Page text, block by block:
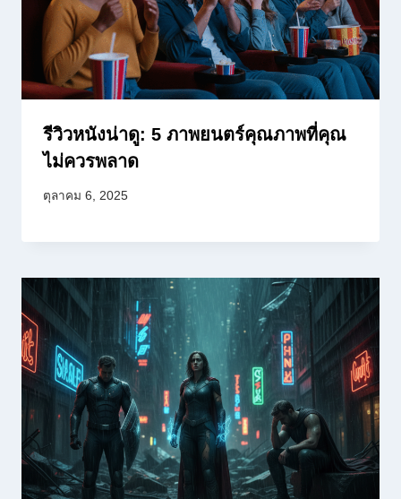
รีวิวหนังน่าดู: 5 ภาพยนตร์คุณภาพที่คุณ
ไม่ควรพลาด
ตุลาคม 6, 2025